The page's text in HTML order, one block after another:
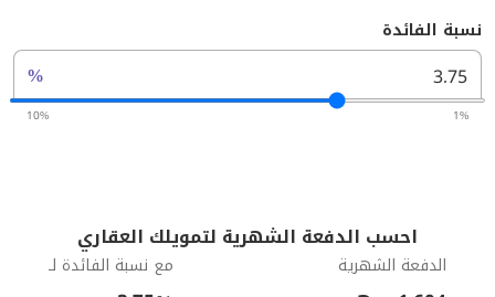
نسبة الفائدة
%
1%
10%
احسب الدفعة الشهرية لتمويلك العقاري
الدفعة الشهرية مع نسبة الفائدة لـ